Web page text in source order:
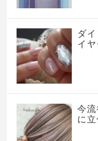
ダ
イ
今
に